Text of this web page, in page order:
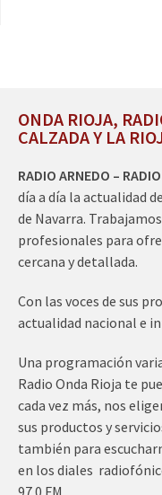
ONDA RIOJA,
CALZADA Y LA
RADIO ARNEDO –
día a día la actualidad
de Navarra.
profesionales para
cercana y detallada.
Con las voces de sus
actualidad nacional e
Una programación
Radio Onda Rioja te
cada vez más, nos
sus productos y
también para
en los diales
97.0 FM.